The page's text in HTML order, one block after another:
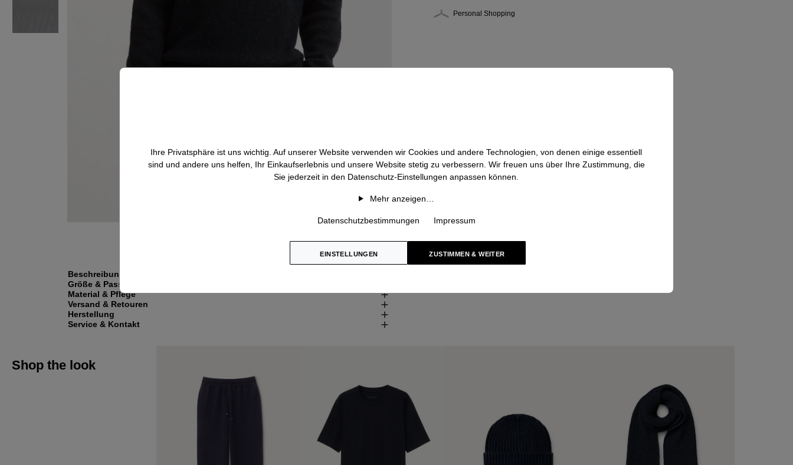
Personal Shopping
Beschreibung
Größe & Passform
Material & Pflege
Versand & Retouren
Herstellung
Service & Kontakt
Shop the look
Ihre Privatsphäre ist uns wichtig. Auf unserer Website verwenden wir Cookies und andere Technologien, von denen einige essentiell
sind und andere uns helfen, Ihr Einkaufserlebnis und unsere Website stetig zu verbessern. Wir freuen uns über Ihre Zustimmung, die
Sie jederzeit in den Datenschutz-Einstellungen anpassen können.
Mehr anzeigen…
Datenschutzbestimmungen Impressum
EINSTELLUNGEN ZUSTIMMEN & WEITER